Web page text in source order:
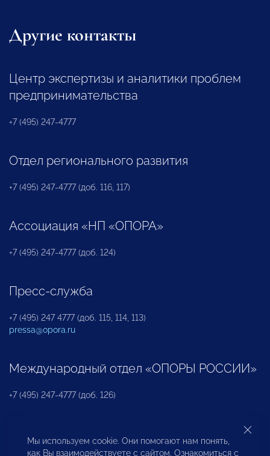
Другие контакты
Центр экспертизы и аналитики проблем
предпринимательства
+7 (495) 247-4777
Отдел регионального развития
+7 (495) 247-4777 (доб. 116, 117)
Ассоциация «НП «ОПОРА»
+7 (495) 247-4777 (доб. 124)
Пресс-служба
+7 (495) 247 4777 (доб. 115, 114, 113)
pressa@opora.ru
Международный отдел «ОПОРЫ РОССИИ»
+7 (495) 247-4777 (доб. 126)
Бюро по защите прав предпринимателей и
инвесторов
Мы используем cookie. Они помогают нам понять,
как Вы взаимодействуете с сайтом. Ознакомиться с